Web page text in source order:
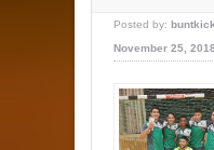
Posted by:
November 25, 2018